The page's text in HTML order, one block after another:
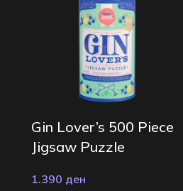
Gin Lover’s 500 Piece
Jigsaw Puzzle
1.390 ден